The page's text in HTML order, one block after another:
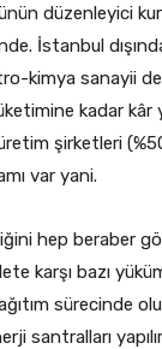
düzenleyici
İstanbul
kimya sanayii
kadar kâr
şirketleri
var yani.
hep beraber
karşı bazı
sürecinde
santralları